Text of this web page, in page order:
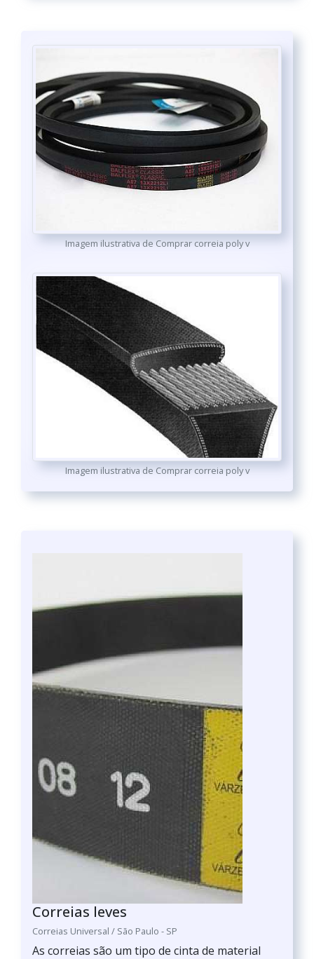
Imagem ilustrativa de Comprar correia poly v
Imagem ilustrativa de Comprar correia poly v
Correias leves
Correias Universal / São Paulo - SP
As correias são um tipo de cinta de material